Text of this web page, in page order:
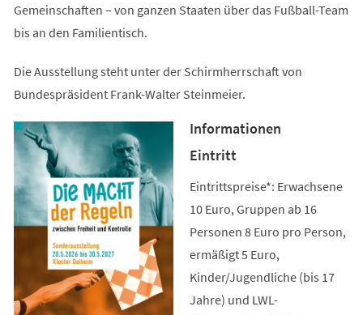
Gemeinschaften – von ganzen Staaten über das Fußball-Team
bis an den Familientisch.
Die Ausstellung steht unter der Schirmherrschaft von
Bundespräsident Frank-Walter Steinmeier.
Informationen
Eintritt
Eintrittspreise*: Erwachsene
10 Euro, Gruppen ab 16
Personen 8 Euro pro Person,
ermäßigt 5 Euro,
Kinder/Jugendliche (bis 17
Jahre) und LWL-